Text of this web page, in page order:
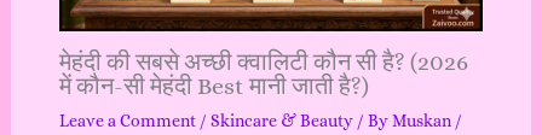
मेहंदी की सबसे अच्छी क्वालिटी कौन सी है? (2026
में कौन-सी मेहंदी Best मानी जाती है?)
Leave a Comment / Skincare & Beauty/ ByMuskan /